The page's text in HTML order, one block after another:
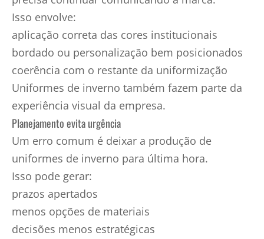
Isso envolve:
aplicação correta das cores institucionais
bordado ou personalização bem posicionados
coerência com o restante da uniformização
Uniformes de inverno também fazem parte da
experiência visual da empresa.
Planejamento evita urgência
Um erro comum é deixar a produção de
uniformes de inverno para última hora.
Isso pode gerar:
prazos apertados
menos opções de materiais
decisões menos estratégicas